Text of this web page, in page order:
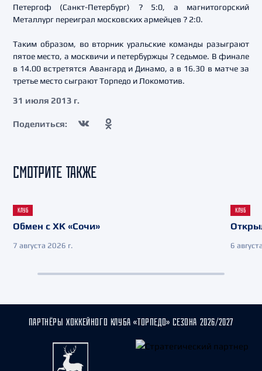
Петергоф (Санкт-Петербург) ? 5:0, а магнитогорский
Металлург переиграл московских армейцев ? 2:0.
Таким образом, во вторник уральские команды разыграют
пятое место, а москвичи и петербуржцы ? седьмое. В финале
в 14.00 встретятся Авангард и Динамо, а в 16.30 в матче за
третье место сыграют Торпедо и Локомотив.
31 июля 2013 г.
Поделиться:
СМОТРИТЕ ТАКЖЕ
КЛУБ
Обмен с ХК «Сочи»
7 августа 2026 г.
КЛУБ
6
ПАРТНЁРЫ ХОККЕЙНОГО КЛУБА «ТОРПЕДО» СЕЗОНА 2026/2027